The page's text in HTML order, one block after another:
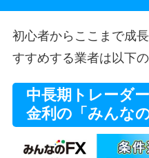
初心者からここまで成
すすめする業者は以下
中長期トレーダ
金利の「みんな